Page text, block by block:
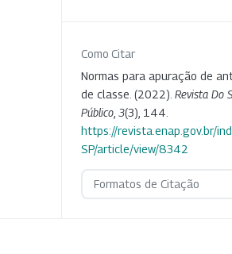
Como Citar
Normas para apuração de
de classe. (2022). Revista Do
Público 3(3), 144.
https://revista.enap.gov.br/
SP/article/view/8342
Formatos de Citação